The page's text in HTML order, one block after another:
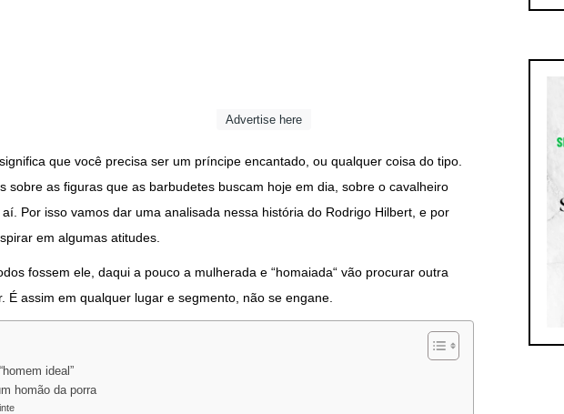
Advertise here
que você precisa ser um príncipe encantado, ou qualquer coisa do tipo.
sobre as figuras que as barbudetes buscam hoje em dia, sobre o cavalheiro
Por isso vamos dar uma analisada nessa história do Rodrigo Hilbert, e por
em algumas atitudes.
fossem ele, daqui a pouco a mulherada e “homaiada“ vão procurar outra
É assim em qualquer lugar e segmento, não se engane.
ideal”
homão da porra